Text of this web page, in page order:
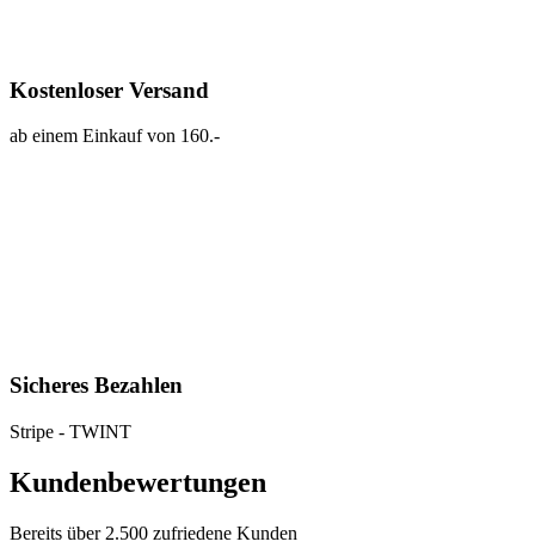
Kostenloser Versand
ab einem Einkauf von 160.-
Sicheres Bezahlen
Stripe - TWINT
Kundenbewertungen
Bereits über 2.500 zufriedene Kunden